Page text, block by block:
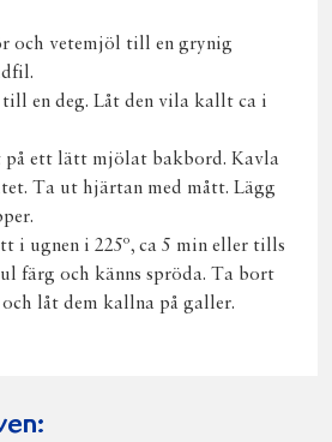
och vetemjöl till en grynig
en deg. Låt den vila kallt ca i
på ett lätt mjölat bakbord. Kavla
Ta ut hjärtan med mått. Lägg
i ugnen i 225º, ca 5 min eller tills
färg och känns spröda. Ta bort
låt dem kallna på galler.